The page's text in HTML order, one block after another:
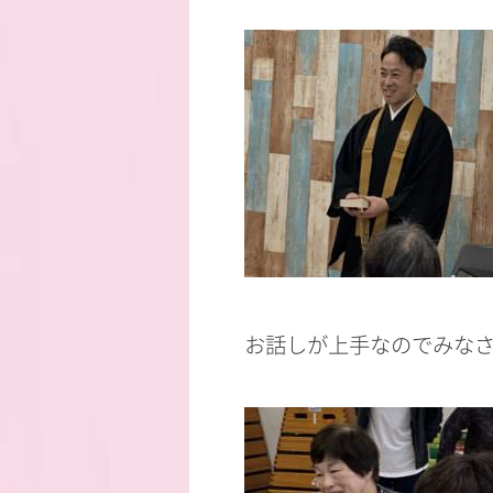
お話しが上手なのでみな